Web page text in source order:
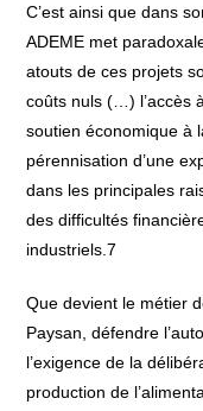
C’est ainsi que dans
ADEME met
atouts de ces projets
coûts nuls (…) l’accès
soutien économique à
pérennisation d’une
dans les principales
des difficultés
industriels.7
Que devient le métier
Paysan, défendre
l’exigence de la
production de